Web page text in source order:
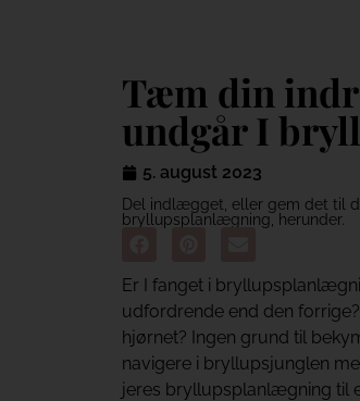
Tæm din
undgår I
5. august 2023
Del indlægget, eller gem det til
bryllupsplanlægning, herunder.
Er I fanget i
udfordrende end den
hjørnet? Ingen grund til
navigere i bryllupsjunglen
jeres bryllupsplanlægning til